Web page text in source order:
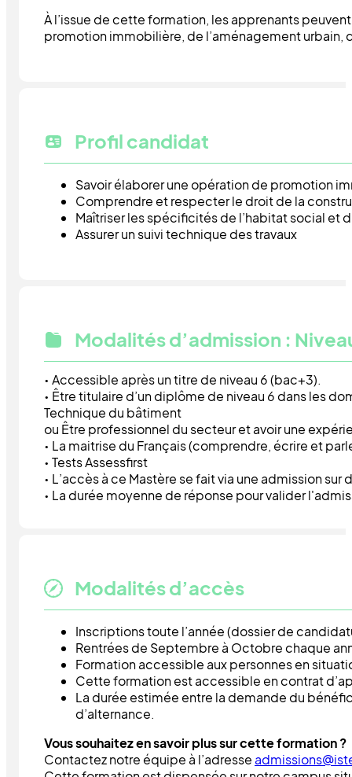
À l’issue de cette formation, les apprenants
promotion immobilière, de l’aménagement
Profil candidat
Savoir élaborer une opération de promotion
Comprendre et respecter le droit de la
Maîtriser les spécificités de l’habitat social et
Assurer un suivi technique des travaux
Modalités d’admission :
• Accessible après un titre de niveau 6 (bac+3).
• Être titulaire d’un diplôme de niveau 6 dans les
Technique du bâtiment
ou Être professionnel du secteur et avoir une
• La maitrise du Français (comprendre, écrire et
• Tests Assessfirst
• L’accès à ce Mastère se fait via une admission
• La durée moyenne de réponse pour valider
Modalités d’accès
Inscriptions toute l’année (dossier de
Rentrées de Septembre à Octobre chaque
Formation accessible aux personnes en
Cette formation est accessible en contrat
La durée estimée entre la demande du
d’alternance.
Vous souhaitez en savoir plus sur cette formation ?
Contactez notre équipe à l’adresse